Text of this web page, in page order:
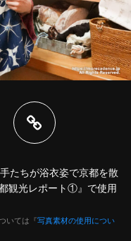
たちが浴衣姿で京都を散
観光レポート①』で使用
いては『写真素材の使用につい